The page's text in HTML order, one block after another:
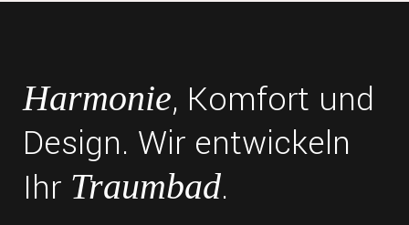
Harmonie, Komfort und
Design. Wir entwickeln
Ihr Traumbad.